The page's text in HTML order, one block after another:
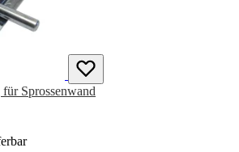
Sprossenwand